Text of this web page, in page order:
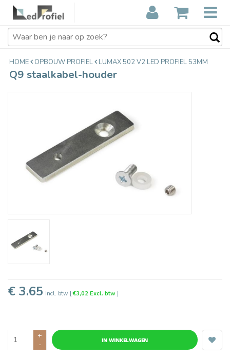
€3,65
HOME OPBOUW PROFIEL LUMAX 502 V2 LED PROFIEL 53MM
Q9 staalkabel-houder
€ 3.65 Incl. btw [€3,02 Excl. btw]
+
-
IN WINKELWAGEN